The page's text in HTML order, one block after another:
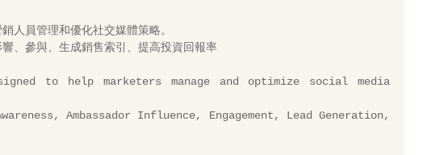
人員管理和優化社交媒體策略。
、參與、生成銷售索引、提高投資回報率
to help marketers manage and optimize social media
Ambassador Influence, Engagement, Lead Generation,